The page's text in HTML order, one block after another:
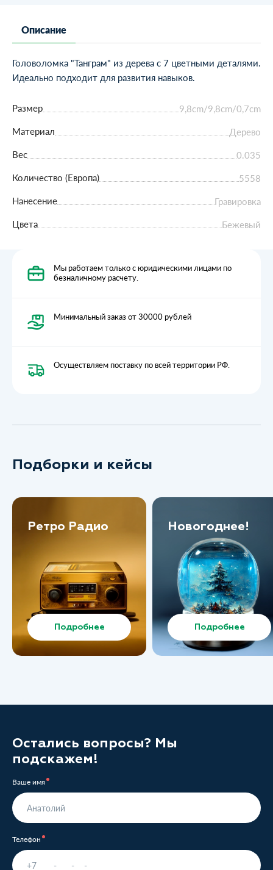
Мы работаем только с юридическими лицами по
безналичному расчету.
Минимальный заказ от 30000 рублей
Осуществляем поставку по всей территории РФ.
Описание
Головоломка "Танграм" из дерева с 7 цветными деталями.
Идеально подходит для развития навыков.
Размер
9,8cm/9,8cm/0,7cm
Материал
Дерево
Вес
0.035
Количество (Европа)
5558
Нанесение
Гравировка
Цвета
Бежевый
Подборки и кейсы
Ретро Радио
Подробнее
Новогоднее!
Подробнее
Остались вопросы? Мы
подскажем!
Ваше имя
Телефон